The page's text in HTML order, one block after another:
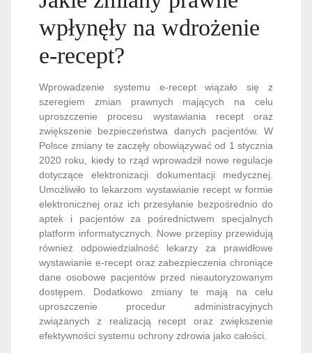
wpłynęły na wdrożenie
e-recept?
Wprowadzenie systemu e-recept wiązało się z
szeregiem zmian prawnych mających na celu
uproszczenie procesu wystawiania recept oraz
zwiększenie bezpieczeństwa danych pacjentów. W
Polsce zmiany te zaczęły obowiązywać od 1 stycznia
2020 roku, kiedy to rząd wprowadził nowe regulacje
dotyczące elektronizacji dokumentacji medycznej.
Umożliwiło to lekarzom wystawianie recept w formie
elektronicznej oraz ich przesyłanie bezpośrednio do
aptek i pacjentów za pośrednictwem specjalnych
platform informatycznych. Nowe przepisy przewidują
również odpowiedzialność lekarzy za prawidłowe
wystawianie e-recept oraz zabezpieczenia chroniące
dane osobowe pacjentów przed nieautoryzowanym
dostępem. Dodatkowo zmiany te mają na celu
uproszczenie procedur administracyjnych
związanych z realizacją recept oraz zwiększenie
efektywności systemu ochrony zdrowia jako całości.